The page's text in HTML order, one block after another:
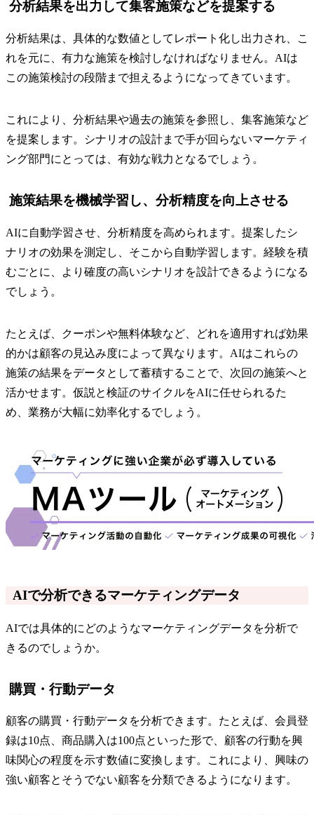
分析結果を出力して集客施策などを提案する
分析結果は、具体的な数値としてレポート化し出力され、こ
れを元に、有力な施策を検討しなければなりません。AIは
この施策検討の段階まで担えるようになってきています。
これにより、分析結果や過去の施策を参照し、集客施策など
を提案します。シナリオの設計まで手が回らないマーケティ
ング部門にとっては、有効な戦力となるでしょう。
施策結果を機械学習し、分析精度を向上させる
AIに自動学習させ、分析精度を高められます。提案したシ
ナリオの効果を測定し、そこから自動学習します。経験を積
むごとに、より確度の高いシナリオを設計できるようになる
でしょう。
たとえば、クーポンや無料体験など、どれを適用すれば効果
的かは顧客の見込み度によって異なります。AIはこれらの
施策の結果をデータとして蓄積することで、次回の施策へと
活かせます。仮説と検証のサイクルをAIに任せられるた
め、業務が大幅に効率化するでしょう。
AIで分析できるマーケティングデータ
AIでは具体的にどのようなマーケティングデータを分析で
きるのでしょうか。
購買・行動データ
顧客の購買・行動データを分析できます。たとえば、会員登
録は10点、商品購入は100点といった形で、顧客の行動を興
味関心の程度を示す数値に変換します。これにより、興味の
強い顧客とそうでない顧客を分類できるようになります。